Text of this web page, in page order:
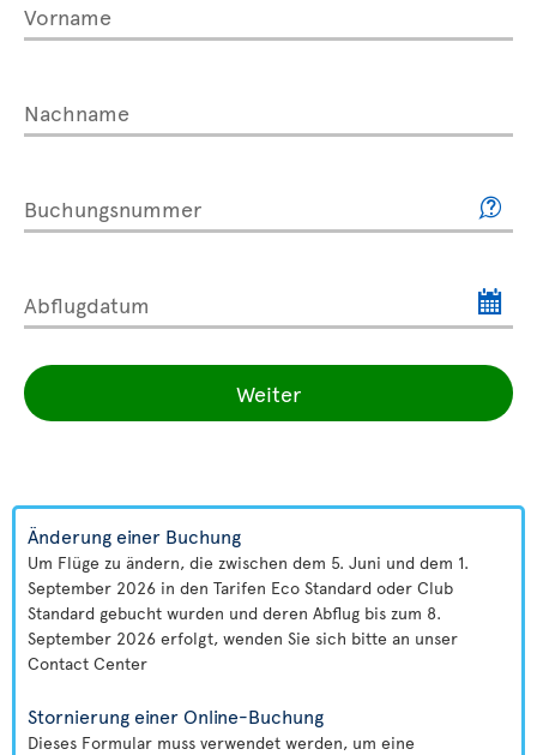
Vorname
Nachname
Buchungsnummer
Abflugdatum
Weiter
Änderung einer Buchung
Um Flüge zu ändern, die zwischen dem 5. Juni und dem 1.
September 2026 in den Tarifen Eco Standard oder Club
Standard gebucht wurden und deren Abflug bis zum 8.
September 2026 erfolgt, wenden Sie sich bitte an unser
Contact Center
Stornierung einer Online-Buchung
Dieses Formular muss verwendet werden, um eine